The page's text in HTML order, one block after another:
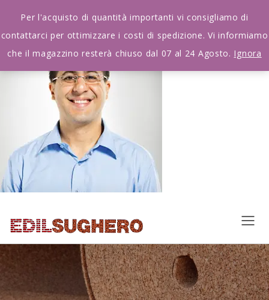
Per l'acquisto di quantità importanti vi consigliamo di
contattarci per ottimizzare i costi di spedizione. Vi informiamo
che il magazzino resterà chiuso dal 07 al 24 Agosto. Ignora